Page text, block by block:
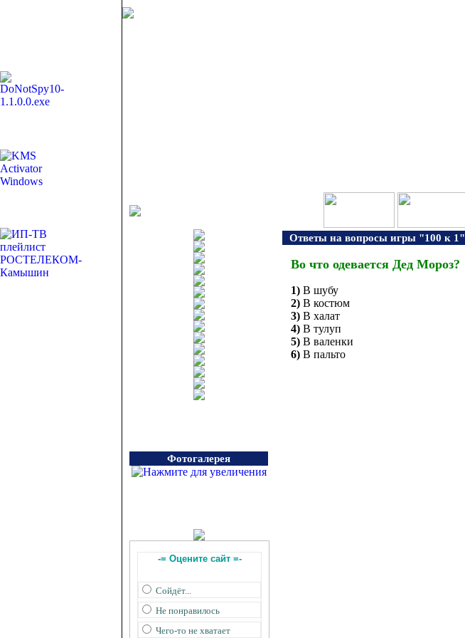
Фотогалерея
-= Оцените сайт =-
Сойдёт...
Не понравилось
Чего-то не хватает
Ответы на вопросы игры "100 к 1"
Во что одевается Дед Мороз?
1) В шубу
2) В костюм
3) В халат
4) В тулуп
5) В валенки
6) В пальто